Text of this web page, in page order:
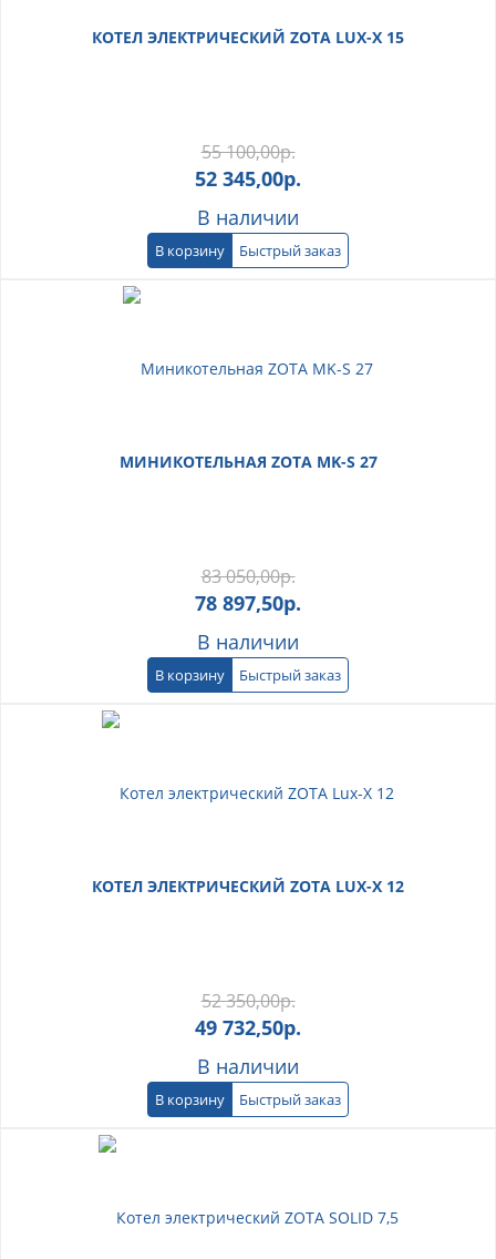
КОТЕЛ ЭЛЕКТРИЧЕСКИЙ ZOTA LUX-X 15
55 100,00р.
52 345,00р.
В наличии
В корзину Быстрый заказ
МИНИКОТЕЛЬНАЯ ZOTA MK-S 27
83 050,00р.
78 897,50р.
В наличии
В корзину Быстрый заказ
КОТЕЛ ЭЛЕКТРИЧЕСКИЙ ZOTA LUX-X 12
52 350,00р.
49 732,50р.
В наличии
В корзину Быстрый заказ